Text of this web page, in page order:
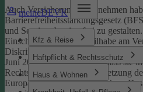
meineDEVK
Kfz & Reise
Haftpflicht & Rechtsschutz
Haus & Wohnen
Auch Versicherungsunternehmen
Barrierefreiheitsstärkungsgesetz
und Services barrierefrei zu gestalten.
Einschränkungen die Teilhabe am
Diskriminierung abzubauen.
Juni 2025 so gestaltet sein, dass sie
Rechtsvorschriften zur Umsetzung
Europäischen Parlaments stehen.